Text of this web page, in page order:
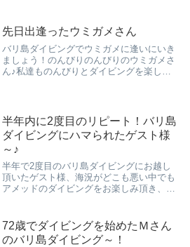
のんびりとお楽しみ頂けました！
先日出逢ったウミガメさん
バリ島ダイビングでウミガメに逢いにいき
ましょう！のんびりのんびりのウミガメさ
ん♪私達ものんびりとダイビングを楽しみ
半年内に2度目のリピート！バリ島
ダイビングにハマられたゲスト様
～♪
半年で2度目のバリ島ダイビングにお越し
頂いたゲスト様、海況がどこも悪い中でも
アメッドのダイビングをお楽しみ頂き、濃
72歳でダイビングを始めたＭさん
のバリ島ダイビング～！